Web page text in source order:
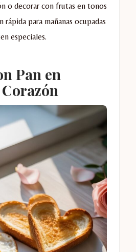
o decorar con frutas en tonos
rápida para mañanas ocupadas
especiales.
Pan en